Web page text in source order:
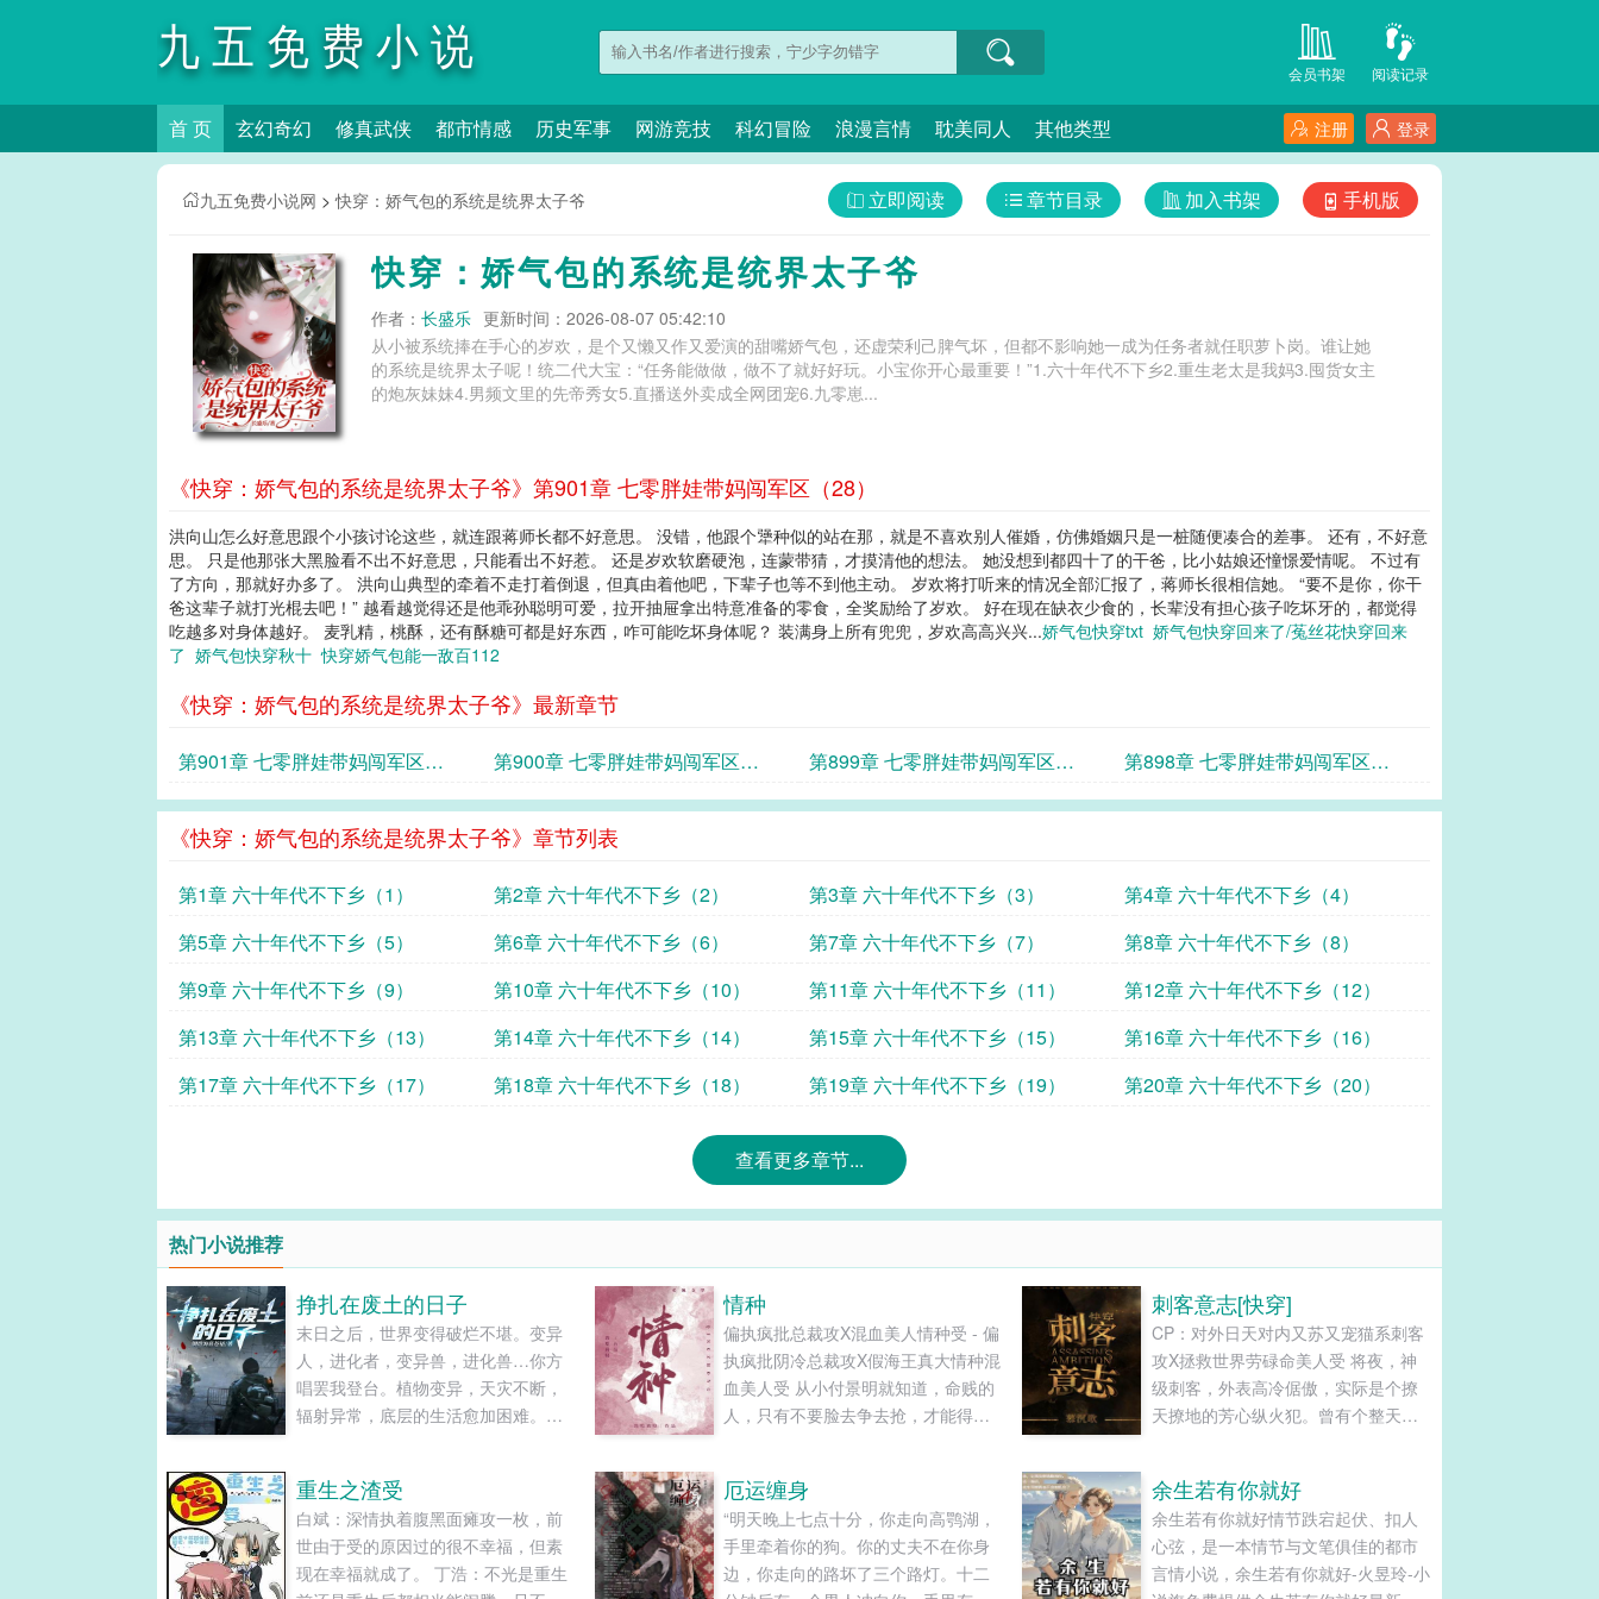
九五免费小说
网
阅读记录
会员书架
首 页 玄幻奇幻 修真武侠 都市情感 历史军事 网游竞技 科幻冒险 浪漫言情 耽美同人 其他类型 登录
注册
九五免费小说网 >快穿：娇气包的系统是统界太子爷 手机版
加入书架
章节目录
立即阅读
快穿：娇气包的系统是统界太子爷
作者： 长盛乐 更新时间：2026-08-07 05:42:10
从小被系统捧在手心的岁欢，是个又懒又作又爱演的甜嘴娇气包，还虚荣利己脾气坏，但都不影响她一成为任务者就任职萝卜岗。谁让她
的系统是统界太子呢！统二代大宝：“任务能做做，做不了就好好玩。小宝你开心最重要！”1.六十年代不下乡2.重生老太是我妈3.囤货女主
的炮灰妹妹4.男频文里的先帝秀女5.直播送外卖成全网团宠6.九零崽...
《快穿：娇气包的系统是统界太子爷》第901章 七零胖娃带妈闯军区（28）
洪向山怎么好意思跟个小孩讨论这些，就连跟蒋师长都不好意思。 没错，他跟个犟种似的站在那，就是不喜欢别人催婚，仿佛婚姻只是一桩随便凑合的差事。 还有，不好意
思。 只是他那张大黑脸看不出不好意思，只能看出不好惹。 还是岁欢软磨硬泡，连蒙带猜，才摸清他的想法。 她没想到都四十了的干爸，比小姑娘还憧憬爱情呢。 不过有
了方向，那就好办多了。 洪向山典型的牵着不走打着倒退，但真由着他吧，下辈子也等不到他主动。 岁欢将打听来的情况全部汇报了，蒋师长很相信她。 “要不是你，你干
爸这辈子就打光棍去吧！” 越看越觉得还是他乖孙聪明可爱，拉开抽屉拿出特意准备的零食，全奖励给了岁欢。 好在现在缺衣少食的，长辈没有担心孩子吃坏牙的，都觉得
吃越多对身体越好。 麦乳精，桃酥，还有酥糖可都是好东西，咋可能吃坏身体呢？ 装满身上所有兜兜，岁欢高高兴兴...娇气包快穿txt 娇气包快穿回来了/菟丝花快穿回来
了 娇气包快穿秋十快穿娇气包能一敌百112
《快穿：娇气包的系统是统界太子爷》最新章节
第901章 七零胖娃带妈闯军区
（28）
第900章 七零胖娃带妈闯军区
（27）
第899章 七零胖娃带妈闯军区
（26）
第898章 七零胖娃带妈闯军区
（25）
《快穿：娇气包的系统是统界太子爷》章节列表
第1章 六十年代不下乡（1） 第2章 六十年代不下乡（2） 第3章 六十年代不下乡（3）
第4章 六十年代不下乡（4）
第5章 六十年代不下乡（5）
第6章 六十年代不下乡（6） 第7章 六十年代不下乡（7）
第8章 六十年代不下乡（8）
第9章 六十年代不下乡（9）
第10章 六十年代不下乡（10） 第11章 六十年代不下乡（11）
第12章 六十年代不下乡（12）
第13章 六十年代不下乡（13）
第14章 六十年代不下乡（14） 第15章 六十年代不下乡（15）
第16章 六十年代不下乡（16）
第17章 六十年代不下乡（17）
第18章 六十年代不下乡（18） 第19章 六十年代不下乡（19） 第20章 六十年代不下乡（20）
查看更多章节...
热门小说推荐
挣扎在废土的日子
末日之后，世界变得破烂不堪。变异
人，进化者，变异兽，进化兽…你方
唱罢我登台。植物变异，天灾不断，
辐射异常，底层的生活愈加困难。陈
土的世界，底层人真的生不如死。......
情种
偏执疯批总裁攻X混血美人情种受 - 偏
执疯批阴冷总裁攻X假海王真大情种混
血美人受 从小付景明就知道，命贱的
人，只有不要脸去争去抢，才能得到
着的男人时，只有他坐在了男人的身
侧，笑地风情万种。 “你不怕死？”男
人的手嵌住了付景明的下巴。 付景明
吻了吻他指尖：“我命硬，耐折腾。”
刺客意志[快穿]
CP：对外日天对内又苏又宠猫系刺客
攻X拯救世界劳碌命美人受 将夜，神
级刺客，外表高冷倨傲，实际是个撩
天撩地的芳心纵火犯。曾有个整天为
不辞千辛万苦找到他。 第一世，他为
防止世界毁灭而慨然赴死。 第二世，
他为守护世界终极奥秘身死道消。 第
N世，…… 将夜不干了，于是冷笑：
重生之渣受
白斌：深情执着腹黑面瘫攻一枚，前
世由于受的原因过的很不幸福，但素
现在幸福就成了。 丁浩：不光是重生
厄运缠身
“明天晚上七点十分，你走向高鹗湖，
手里牵着你的狗。你的丈夫不在你身
边，你走向的路坏了三个路灯。十二
余生若有你就好
余生若有你就好情节跌宕起伏、扣人
心弦，是一本情节与文笔俱佳的都市
言情小说，余生若有你就好-火昱玲-小